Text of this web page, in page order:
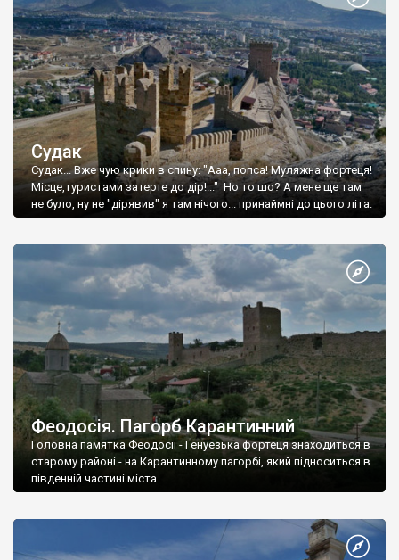
Судак
Судак... Вже чую крики в спину: "Ааа, попса! Муляжна фортеця!
Місце,туристами затерте до дір!..." Но то шо? А мене ще там
не було, ну не "дірявив" я там нічого... принаймні до цього літа.
Феодосія. Пагорб Карантинний
Головна памятка Феодосії - Генуезька фортеця знаходиться в
старому районі - на Карантинному пагорбі, який підноситься в
південній частині міста.